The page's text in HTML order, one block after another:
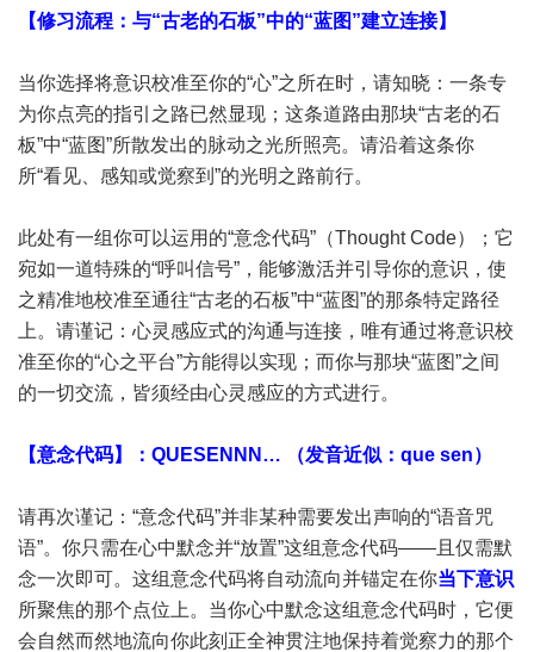
【修习流程：与“古老的石板”中的“蓝图”建立连接】
当你选择将意识校准至你的“心”之所在时，请知晓：一条专
为你点亮的指引之路已然显现；这条道路由那块“古老的石
板”中“蓝图”所散发出的脉动之光所照亮。请沿着这条你
所“看见、感知或觉察到”的光明之路前行。
此处有一组你可以运用的“意念代码”（Thought Code）；它
宛如一道特殊的“呼叫信号”，能够激活并引导你的意识，使
之精准地校准至通往“古老的石板”中“蓝图”的那条特定路径
上。请谨记：心灵感应式的沟通与连接，唯有通过将意识校
准至你的“心之平台”方能得以实现；而你与那块“蓝图”之间
的一切交流，皆须经由心灵感应的方式进行。
【意念代码】：QUESENNN… （发音近似：que sen）
请再次谨记：“意念代码”并非某种需要发出声响的“语音咒
语”。你只需在心中默念并“放置”这组意念代码——且仅需默
念一次即可。这组意念代码将自动流向并锚定在你当下意识
所聚焦的那个点位上。当你心中默念这组意念代码时，它便
会自然而然地流向你此刻正全神贯注地保持着觉察力的那个